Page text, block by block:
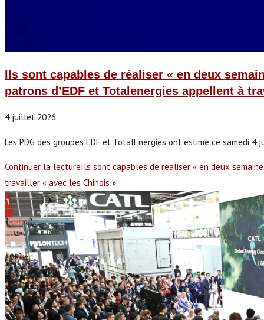
Ils sont capables de réaliser « en deux
patrons d’EDF et Totalenergies appellent à
4 juillet 2026
Les PDG des groupes EDF et TotalEnergies ont estimé ce
Continuer la lectureIls sont capables de réaliser « en deux
travailler « avec les Chinois »